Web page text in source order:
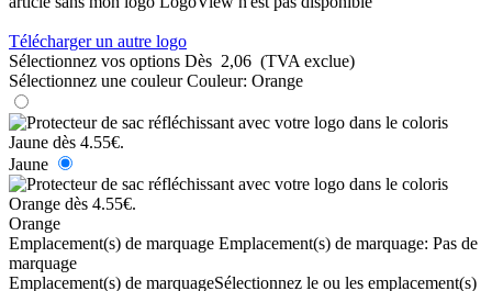
Télécharger un autre logo
Sélectionnez vos options Dès 2,06 (TVA exclue)
Sélectionnez une couleur Couleur: Orange
Jaune
Orange
Emplacement(s) de marquage Emplacement(s) de marquage: Pas de
marquage
Emplacement(s) de marquageSélectionnez le ou les emplacement(s)